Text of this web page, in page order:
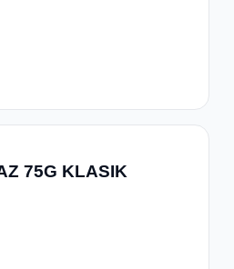
75G KLASIK